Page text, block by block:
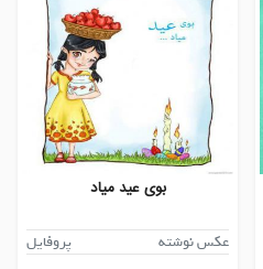
بوی عید میاد
عکس نوشته پروفایل